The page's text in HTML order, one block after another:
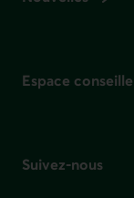
Espace
Suivez-nous